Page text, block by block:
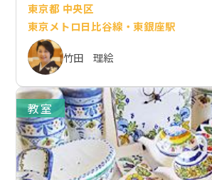
東京都 中央区
東京メトロ日比谷線・東銀座駅
竹田 理絵
教室